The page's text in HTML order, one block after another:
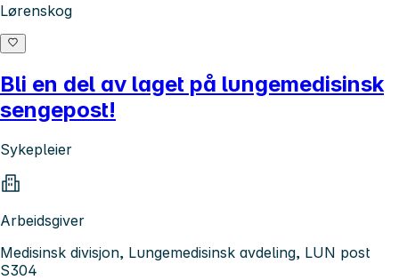
Lørenskog
Bli en del av laget på lungemedisinsk
sengepost!
Sykepleier
Arbeidsgiver
Medisinsk divisjon, Lungemedisinsk avdeling, LUN post
S304